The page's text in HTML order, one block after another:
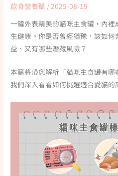
飲食營養篇 / 2025-08-19
一罐外表精美的貓咪主食罐，內
生健康。你是否曾經猶豫，該如
益、又有哪些潛藏風險？
本篇將帶您解析「貓咪主食罐有
我們深入看看如何挑選適合愛貓的